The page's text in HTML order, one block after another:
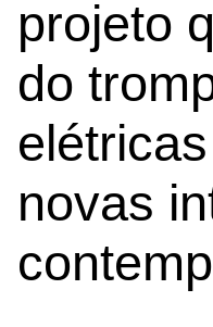
projeto
do
novas